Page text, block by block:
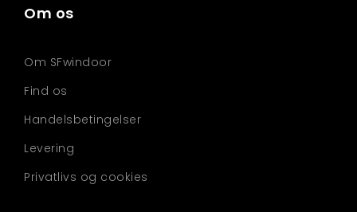
Om os
Om SFwindoor
Find os
Handelsbetingelser
Levering
Privatlivs og cookies